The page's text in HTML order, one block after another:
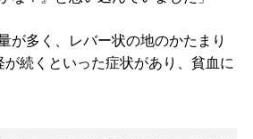
多く、レバー状の地のかたまり
続くといった症状があり、貧血に